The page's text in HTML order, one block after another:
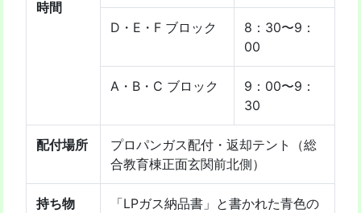
時間
D・E・F ブロック
8：30〜9：
00
A・B・C ブロック
9：00〜9：
30
配付場所
プロパンガス配付・返却テント（総
合教育棟正面玄関前北側）
持ち物
「LPガス納品書」と書かれた青色の